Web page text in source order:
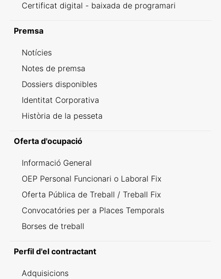
Certificat digital - baixada de programari
Premsa
Notícies
Notes de premsa
Dossiers disponibles
Identitat Corporativa
Història de la pesseta
Oferta d'ocupació
Informació General
OEP Personal Funcionari o Laboral Fix
Oferta Pública de Treball / Treball Fix
Convocatóries per a Places Temporals
Borses de treball
Perfil d'el contractant
Adquisicions